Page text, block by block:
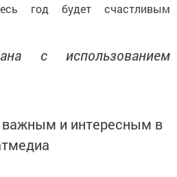
год будет счастливым
с использованием
и интересным в